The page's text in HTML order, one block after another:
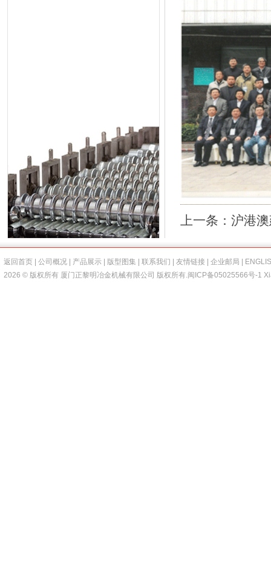
上一条： 沪港
返回首页 公司概况 产品展示 版型图集 联系我们 友情链接 企业邮局
2026 © 版权所有 厦门正黎明冶金机械有限公司 版权所有.闽ICP备05025566号-1